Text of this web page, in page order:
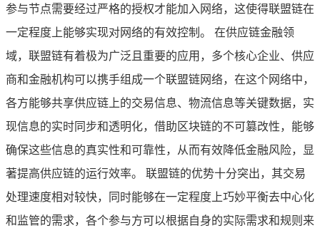
参与节点需要经过严格的授权才能加入网络，这使得联盟链在
一定程度上能够实现对网络的有效控制。 在供应链金融领
域，联盟链有着极为广泛且重要的应用，多个核心企业、供应
商和金融机构可以携手组成一个联盟链网络，在这个网络中，
各方能够共享供应链上的交易信息、物流信息等关键数据，实
现信息的实时同步和透明化，借助区块链的不可篡改性，能够
确保这些信息的真实性和可靠性，从而有效降低金融风险，显
著提高供应链的运行效率。 联盟链的优势十分突出，其交易
处理速度相对较快，同时能够在一定程度上巧妙平衡去中心化
和监管的需求，各个参与方可以根据自身的实际需求和规则来